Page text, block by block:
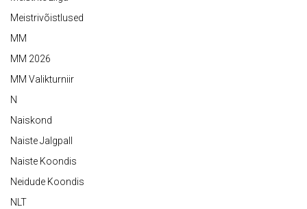
Meistrivõistlused
MM
MM 2026
MM Valikturniir
N
Naiskond
Naiste Jalgpall
Naiste Koondis
Neidude Koondis
NLT